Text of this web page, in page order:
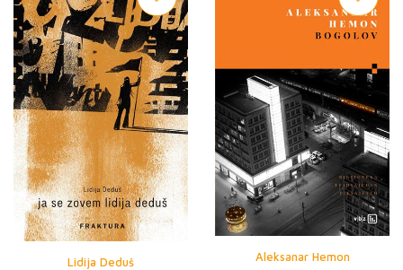
Lidija Deduš Aleksanar Hemon